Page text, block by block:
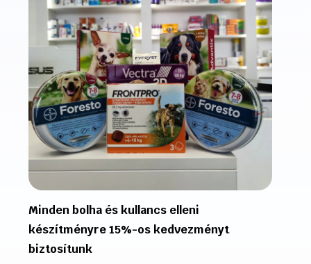
Minden bolha és kullancs elleni
készítményre 15%-os kedvezményt
biztosítunk